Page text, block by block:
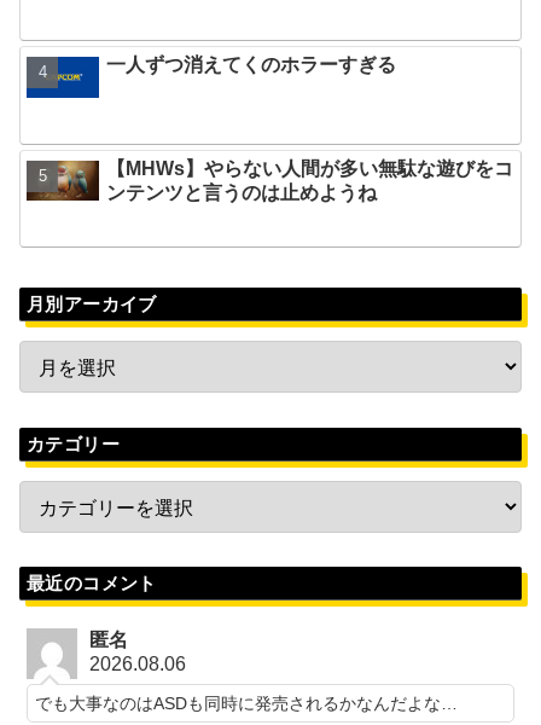
一人ずつ消えてくのホラーすぎる
【MHWs】やらない人間が多い無駄な遊びをコ
ンテンツと言うのは止めようね
月別アーカイブ
カテゴリー
最近のコメント
匿名
2026.08.06
でも大事なのはASDも同時に発売されるかなんだよな…